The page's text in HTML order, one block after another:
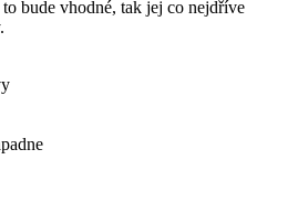
bude vhodné, tak jej co nejdříve